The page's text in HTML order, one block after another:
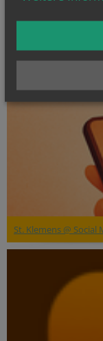
St. Klemens @ Social